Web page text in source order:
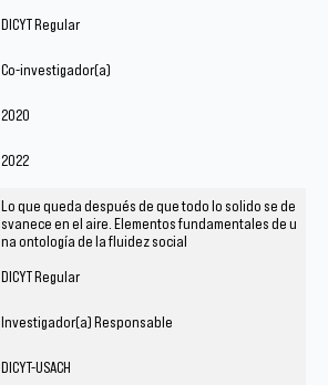
DICYT Regular
Co-investigador(a)
2020
2022
Lo que queda después de que todo lo solido se de
svanece en el aire. Elementos fundamentales de u
na ontología de la fluidez social
DICYT Regular
Investigador(a) Responsable
DICYT-USACH